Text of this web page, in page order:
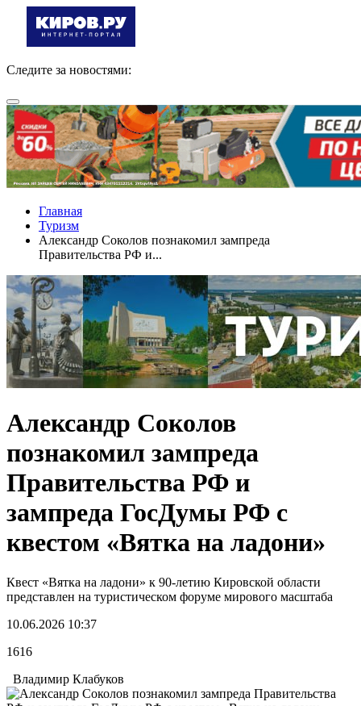
Следите за новостями:
Главная
Туризм
Александр Соколов познакомил зампреда
Правительства РФ и...
Александр Соколов
познакомил зампреда
Правительства РФ и
зампреда ГосДумы РФ с
квестом «Вятка на ладони»
Квест «Вятка на ладони» к 90-летию Кировской области
представлен на туристическом форуме мирового масштаба
10.06.2026 10:37
1616
Владимир Клабуков